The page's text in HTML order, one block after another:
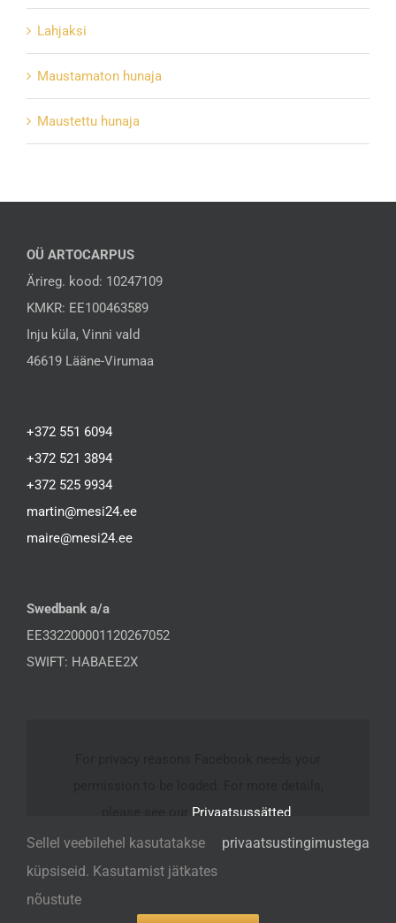
Lahjaksi
Maustamaton hunaja
Maustettu hunaja
OÜ ARTOCARPUS
Ärireg. kood: 10247109
KMKR: EE100463589
Inju küla, Vinni vald
46619 Lääne-Virumaa
+372 551 6094
+372 521 3894
+372 525 9934
martin@mesi24.ee
maire@mesi24.ee
Swedbank a/a
EE332200001120267052
SWIFT: HABAEE2X
Privaatsussätted
Sellel veebilehel kasutatakse
küpsiseid. Kasutamist jätkates
nõustute
privaatsustingimustega